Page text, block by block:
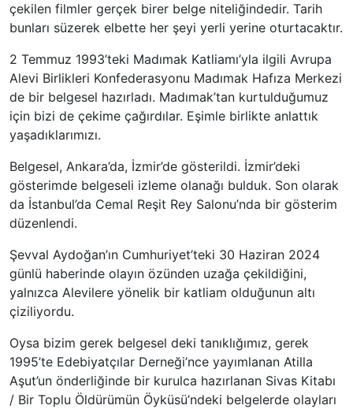
çekilen filmler gerçek birer belge niteliğindedir. Tarih
bunları süzerek elbette her şeyi yerli yerine oturtacaktır.
2 Temmuz 1993’teki Madımak Katliamı’yla ilgili Avrupa
Alevi Birlikleri Konfederasyonu Madımak Hafıza Merkezi
de bir belgesel hazırladı. Madımak’tan kurtulduğumuz
için bizi de çekime çağırdılar. Eşimle birlikte anlattık
yaşadıklarımızı.
Belgesel, Ankara’da, İzmir’de gösterildi. İzmir’deki
gösterimde belgeseli izleme olanağı bulduk. Son olarak
da İstanbul’da Cemal Reşit Rey Salonu’nda bir gösterim
düzenlendi.
Şevval Aydoğan’ın Cumhuriyet’teki 30 Haziran 2024
günlü haberinde olayın özünden uzağa çekildiğini,
yalnızca Alevilere yönelik bir katliam olduğunun altı
çiziliyordu.
Oysa bizim gerek belgesel deki tanıklığımız, gerek
1995’te Edebiyatçılar Derneği’nce yayımlanan Atilla
Aşut’un önderliğinde bir kurulca hazırlanan Sivas Kitabı
/ Bir Toplu Öldürümün Öyküsü’ndeki belgelerde olayları